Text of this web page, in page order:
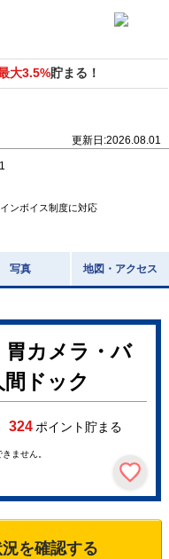
大3.5%貯まる！
更新日:2026.08.01
インボイス制度に対応
写真 地図・アクセス
胃カメラ・バ
ドック
324ポイント貯まる
ません。
を確認する